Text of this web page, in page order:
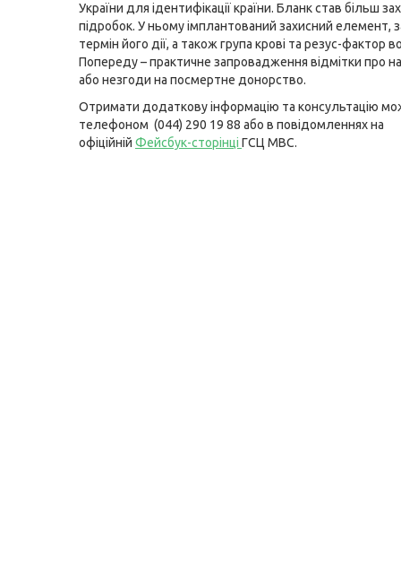
України для ідентифікації країни. Бланк став більш
підробок. У ньому імплантований захисний елемент,
термін його дії, а також група крові та резус-фактор
Попереду – практичне запровадження відмітки про
або незгоди на посмертне донорство.
Отримати додаткову інформацію та консультацію
телефоном (044) 290 19 88 або в повідомленнях на
офіційній Фейсбук-сторінці ГСЦ МВС.